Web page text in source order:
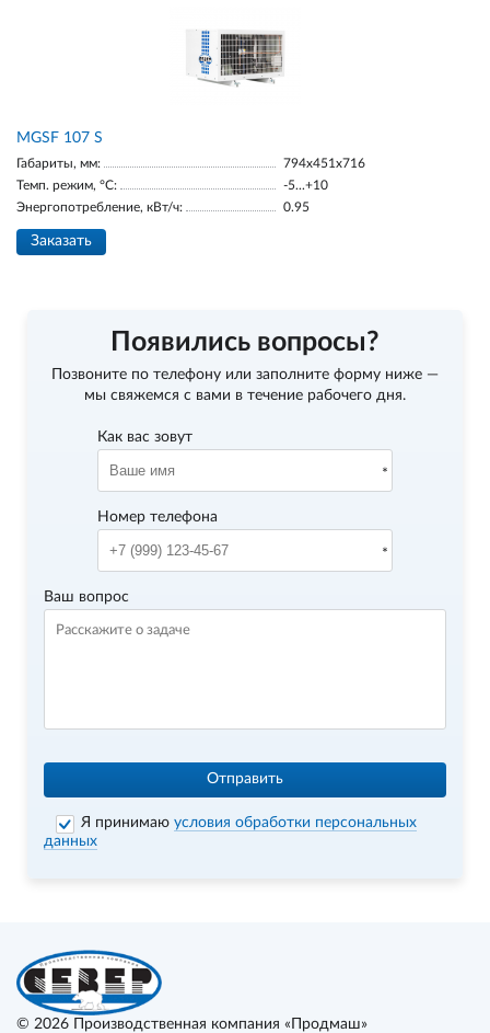
MGSF 107 S
Габариты, мм:
794x451x716
Темп. режим, °С:
-5...+10
Энергопотребление, кВт/ч:
0.95
Заказать
Появились вопросы?
Позвоните по телефону или заполните форму ниже —
мы свяжемся с вами в течение рабочего дня.
Как вас зовут
Номер телефона
Ваш вопрос
Отправить
Я принимаюусловия обработки персональных
данных
© 2026 Производственная компания «Продмаш»